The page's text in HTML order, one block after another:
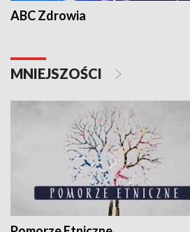
ABC Zdrowia
MNIEJSZOŚCI